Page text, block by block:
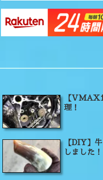
【
理！
【DIY】
しました！